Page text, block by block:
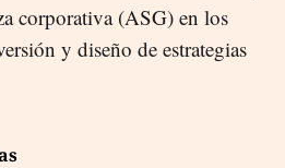
corporativa (ASG) en los
y diseño de estrategias